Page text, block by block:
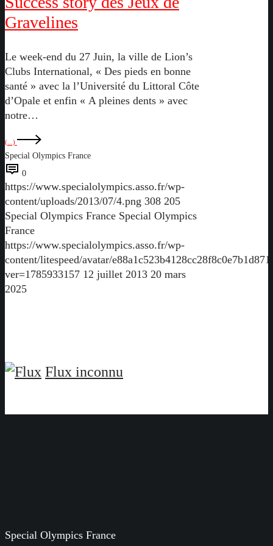
Gravelines
Le week-end du 27 Juin, la ville de Lion’s
Clubs International, « Des pieds en bonne
santé » avec la l’Université du Littoral Côte
d’Opale et enfin « A pleines dents » avec
notre…
(...)
Special Olympics France
0
https://www.specialolympics.asso.fr/wp-
content/uploads/2013/07/4.png 308 205
Special Olympics France Special Olympics
France
https://www.specialolympics.asso.fr/wp-
content/litespeed/avatar/
ver=1785933157 12 juillet 2013 20 mars
2025
Flux inconnu
Special Olympics France